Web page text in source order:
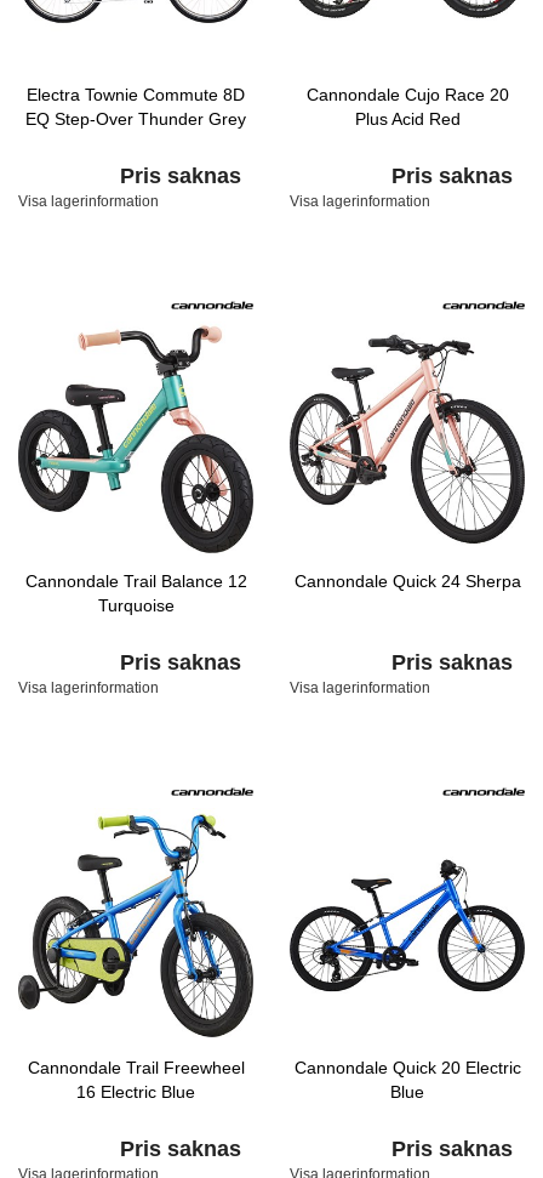
Electra Townie Commute 8D
EQ Step-Over Thunder Grey
Pris saknas
Visa lagerinformation
Cannondale Cujo Race 20
Plus Acid Red
Pris saknas
Visa lagerinformation
Cannondale Trail Balance 12
Turquoise
Pris saknas
Visa lagerinformation
Cannondale Quick 24 Sherpa
Pris saknas
Visa lagerinformation
Cannondale Trail Freewheel
16 Electric Blue
Pris saknas
Visa lagerinformation
Cannondale Quick 20 Electric
Blue
Pris saknas
Visa lagerinformation